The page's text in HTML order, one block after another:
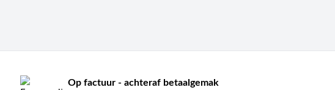
Op factuur - achteraf betaalgemak